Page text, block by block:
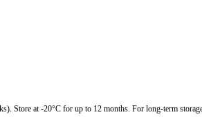
Store at -20°C for up to 12 months. For long-term